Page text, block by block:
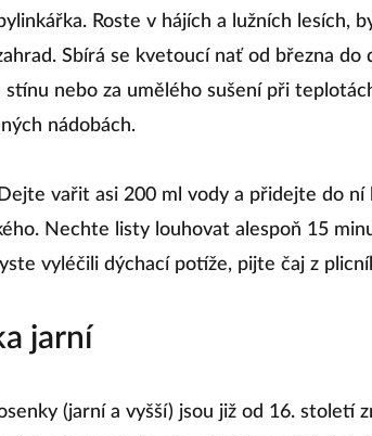
Roste v hájích a lužních lesích,
Sbírá se kvetoucí nať od března do
stínu nebo za umělého sušení při
nádobách.
Dejte vařit asi 200 ml vody a přidejte do ní
Nechte listy louhovat alespoň 15
vyléčili dýchací potíže, pijte čaj z
jarní
(jarní a vyšší) jsou již od 16. století